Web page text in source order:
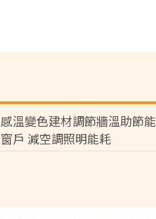
感溫變色建材調節牆溫助節
窗戶 減空調照明能耗